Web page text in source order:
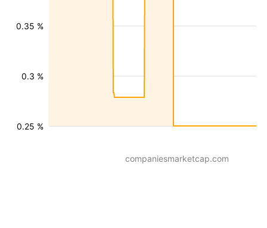
0.25 %
0.3 %
0.35 %
companiesmarketcap.com